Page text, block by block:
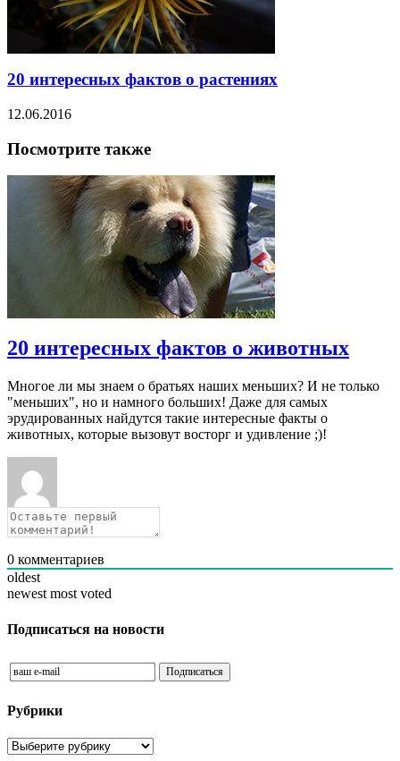
20 интересных фактов о растениях
12.06.2016
Посмотрите также
20 интересных фактов о животных
Многое ли мы знаем о братьях наших меньших? И не только
"меньших", но и намного больших! Даже для самых
эрудированных найдутся такие интересные факты о
животных, которые вызовут восторг и удивление ;)!
0 комментариев
oldest
newest most voted
Подписаться на новости
Рубрики
Рубрики